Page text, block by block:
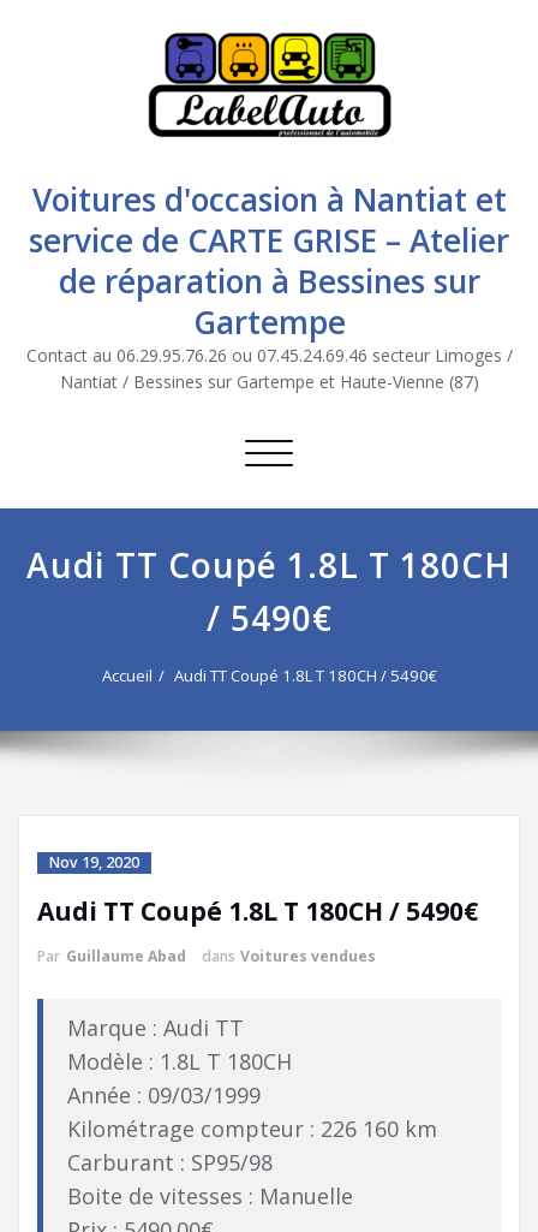
Voitures d'occasion à Nantiat et
service de CARTE GRISE – Atelier
de réparation à Bessines sur
Gartempe
Contact au 06.29.95.76.26 ou 07.45.24.69.46 secteur Limoges /
Nantiat / Bessines sur Gartempe et Haute-Vienne (87)
Afficher/masquer la navigation
Audi TT Coupé 1.8L T 180CH
/ 5490€
Accueil Audi TT Coupé 1.8L T 180CH / 5490€
Nov 19, 2020
Audi TT Coupé 1.8L T 180CH / 5490€
Par Guillaume Abad dans Voitures vendues
Marque : Audi TT
Modèle : 1.8L T 180CH
Année : 09/03/1999
Kilométrage compteur : 226 160 km
Carburant : SP95/98
Boite de vitesses : Manuelle